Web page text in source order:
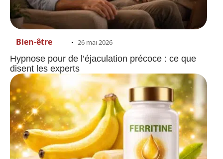
Bien-être 26 mai 2026
Hypnose pour de l’éjaculation précoce : ce que
disent les experts